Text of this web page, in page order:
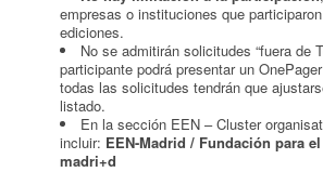
empresas o instituciones que
ediciones.
No se admitirán solicitudes “fuera de
participante podrá presentar un
todas las solicitudes tendrán que
listado.
En la sección EEN – Cluster
incluir: EEN-Madrid / Fundación para
madri+d